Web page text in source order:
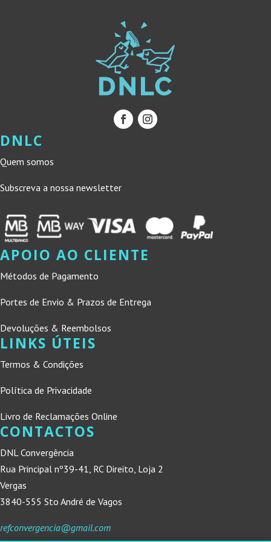
DNLC
Quem somos
Subscreva a nossa newsletter
APOIO AO CLIENTE
Métodos de Pagamento
Portes de Envio & Prazos de Entrega
Devoluções & Reembolsos
LINKS ÚTEIS
Termos & Condições
Política de Privacidade
Livro de Reclamações Online
CONTACTOS
DNL Convergência
Rua Principal nº39-41, RC Direito, Loja 2
Vergas
3840-555 Sto André de Vagos
refconvergencia@gmail.com